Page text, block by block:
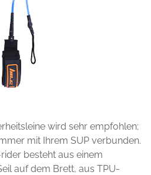
wird sehr empfohlen;
mit Ihrem SUP verbunden.
besteht aus einem
auf dem Brett, aus TPU-